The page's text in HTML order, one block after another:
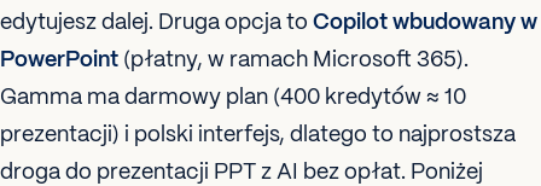
edytujesz dalej. Druga opcja to Copilot wbudowany w
PowerPoint (płatny, w ramach Microsoft 365).
Gamma ma darmowy plan (400 kredytów ≈ 10
prezentacji) i polski interfejs, dlatego to najprostsza
droga do prezentacji PPT z AI bez opłat. Poniżej